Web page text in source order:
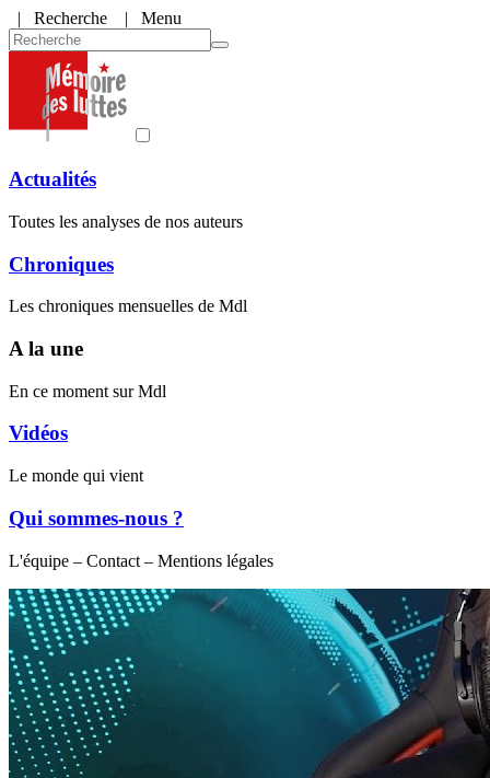
| Recherche | Menu
Actualités
Toutes les analyses de nos auteurs
Chroniques
Les chroniques mensuelles de Mdl
A la une
En ce moment sur Mdl
Vidéos
Le monde qui vient
Qui sommes-nous ?
L'équipe – Contact – Mentions légales